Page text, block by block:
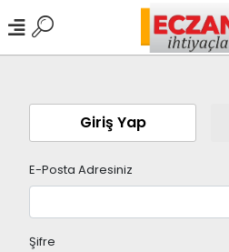
Giriş Yap
E-Posta Adresiniz
Şifre